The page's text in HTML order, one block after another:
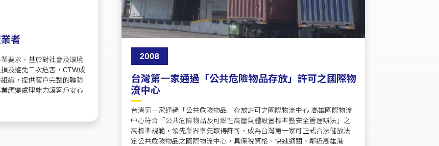
者
要求，基於對社會及環境
及避免二次危害，CTW成
織，提供客戶完整的聯防
應變處理能力讓客戶安心
2008
台灣第一家通過「公共危險物品存放」許可之國際物
流中心
台灣第一家通過「公共危險物品」存放許可之國際物流中心 高雄國際物流
中心符合「公共危險物品及可燃性高壓氣體設置標準暨安全管理辦法」之
高標準規範，領先業界率先取得許可，成為台灣第一家可正式合法儲放法
定公共危險物品之國際物流中心，具保稅資格、快速通關、鄰近高雄港